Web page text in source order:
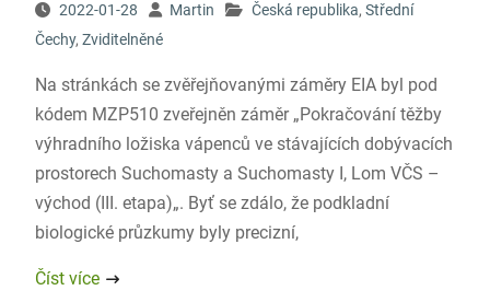
2022-01-28 Martin Česká republika, Střední
Čechy, Zviditelněné
Na stránkách se zvěřejňovanými záměry EIA byl pod
kódem MZP510 zveřejněn záměr „Pokračování těžby
výhradního ložiska vápenců ve stávajících dobývacích
prostorech Suchomasty a Suchomasty I, Lom VČS –
východ (III. etapa)„. Byť se zdálo, že podkladní
biologické průzkumy byly precizní,
Číst více